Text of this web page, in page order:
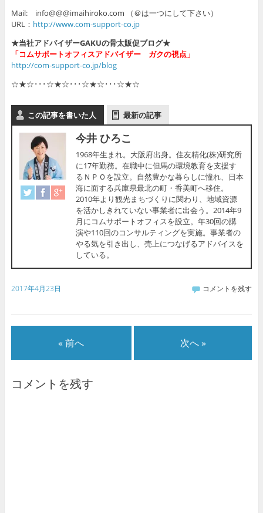
Mail: info@@@imaihiroko.com （＠は一つにして下さい）
URL： http://www.com-support-co.jp
★当社アドバイザーGAKUの骨太販促ブログ★
「コムサポートオフィスアドバイザー ガクの視点」
http://com-support-co.jp/blog
☆★☆･･･☆★☆･･･☆★☆･･･☆★☆
この記事を書いた人 最新の記事
今井 ひろこ
1968年生まれ。大阪府出身。住友精化(株)研究所
に17年勤務。在職中に但馬の環境教育を支援す
るＮＰＯを設立。自然豊かな暮らしに憧れ、日本
海に面する兵庫県最北の町・香美町へ移住。
2010年より観光まちづくりに関わり、地域資源
を活かしきれていない事業者に出会う。2014年9
月にコムサポートオフィスを設立。年30回の講
演や110回のコンサルティングを実施。事業者の
やる気を引き出し、売上につなげるアドバイスを
している。
2017年4月23日 コメントを残す
« 前へ 次へ »
コメントを残す